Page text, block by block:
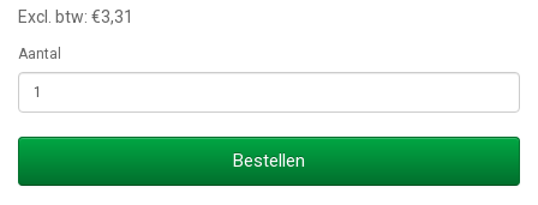
Excl. btw: €3,31
Aantal
Bestellen